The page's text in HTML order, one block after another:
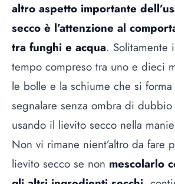
altro aspetto importante
secco è l’attenzione al
tra funghi e acqua. Solitamente
tempo compreso tra uno e dieci
le bolle e la schiume che si
segnalare senza ombra di
usando il lievito secco nella
Non vi rimane nient’altro da fare
lievito secco se non mescolarlo